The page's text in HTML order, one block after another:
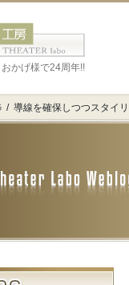
かげ様で24周年!!
導線を確保しつつスタイ